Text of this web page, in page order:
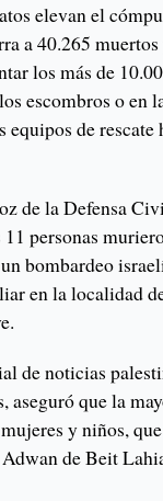
elevan el
a 40.265
los más de
escombros o en
equipos de
de la Defensa
personas
bombardeo
en la localidad
de noticias
aseguró que la
y niños,
de Beit